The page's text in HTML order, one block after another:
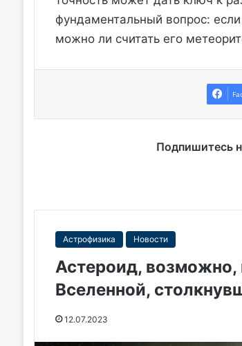
фундаментальный вопрос:
можно ли считать его
Подпишитесь